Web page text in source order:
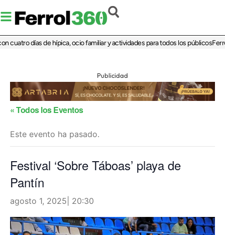
cuatro días de hípica, ocio familiar y actividades para todos los públicos
Publicidad
« Todos los Eventos
Este evento ha pasado.
Festival ‘Sobre Táboas’ playa de
Pantín
agosto 1, 2025| 20:30